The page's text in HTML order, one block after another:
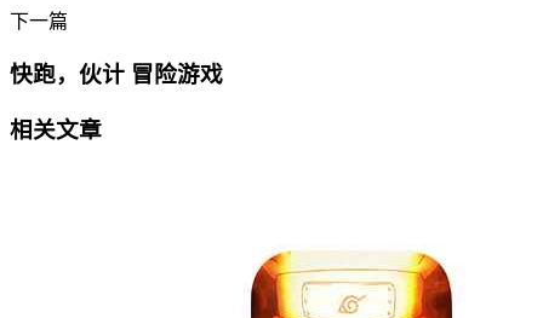
下一篇
快跑，伙计 冒险游戏
相关文章